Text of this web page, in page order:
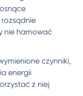
nie hamować
czynniki,
energii
z niej